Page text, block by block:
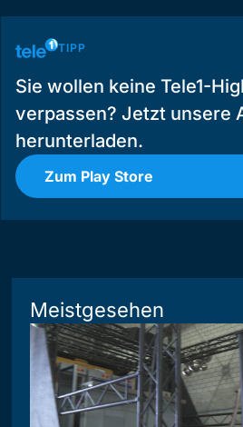
TIPP
Sie wollen keine Tele1-
verpassen? Jetzt unsere
herunterladen.
Zum Play Store
Meistgesehen